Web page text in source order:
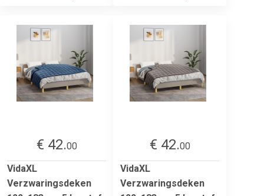
€ 42.00
VidaXL
Verzwaringsdeken
€ 42.00
VidaXL
Verzwaringsdeken